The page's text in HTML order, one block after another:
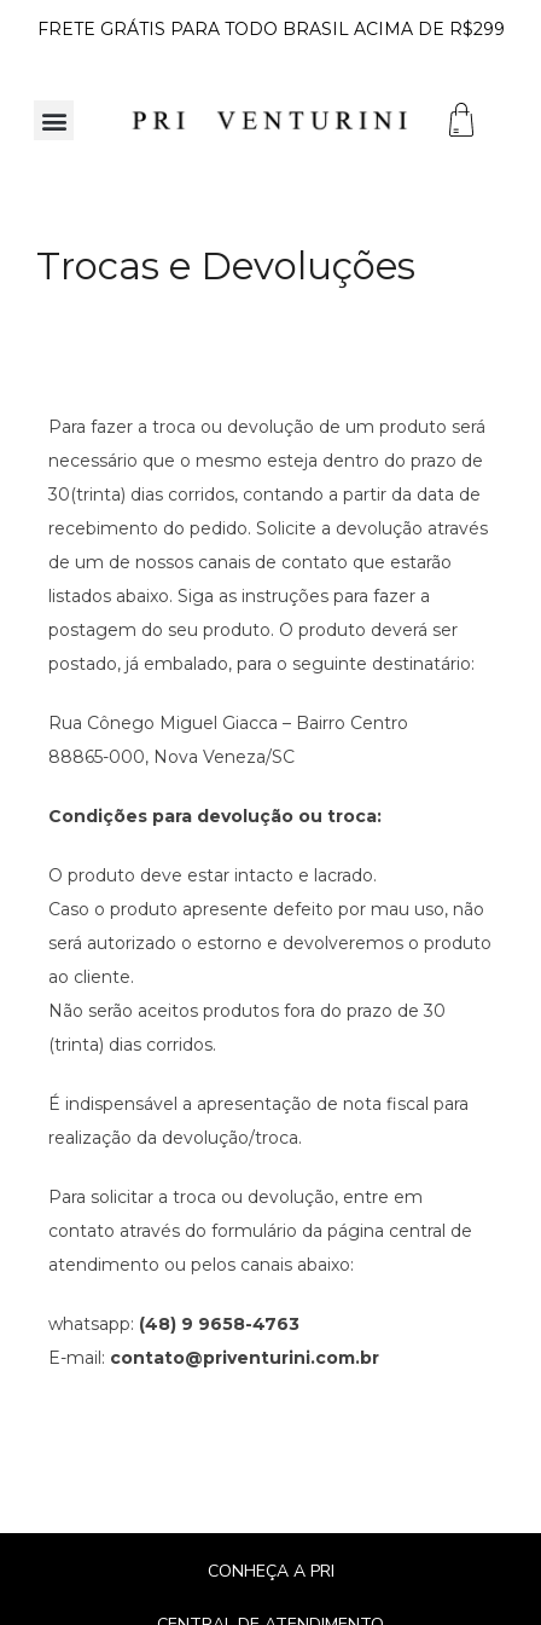
FRETE GRÁTIS PARA TODO BRASIL ACIMA DE R$299
Trocas e Devoluções
Para fazer a troca ou devolução de um produto será
necessário que o mesmo esteja dentro do prazo de
30(trinta) dias corridos, contando a partir da data de
recebimento do pedido. Solicite a devolução através
de um de nossos canais de contato que estarão
listados abaixo. Siga as instruções para fazer a
postagem do seu produto. O produto deverá ser
postado, já embalado, para o seguinte destinatário:
Rua Cônego Miguel Giacca – Bairro Centro
88865-000, Nova Veneza/SC
Condições para devolução ou troca:
O produto deve estar intacto e lacrado.
Caso o produto apresente defeito por mau uso, não
será autorizado o estorno e devolveremos o produto
ao cliente.
Não serão aceitos produtos fora do prazo de 30
(trinta) dias corridos.
É indispensável a apresentação de nota fiscal para
realização da devolução/troca.
Para solicitar a troca ou devolução, entre em
contato através do formulário da página central de
atendimento ou pelos canais abaixo:
whatsapp: (48) 9 9658-4763
E-mail: contato@priventurini.com.br
CONHEÇA A PRI